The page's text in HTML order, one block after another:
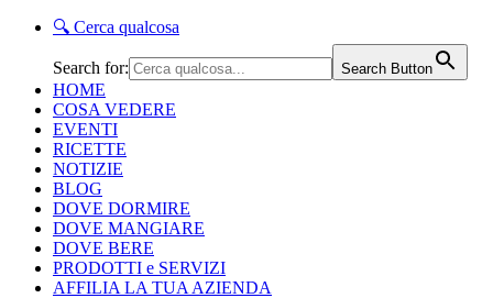
🔍 Cerca qualcosa
Search for: Search Button
HOME
COSA VEDERE
EVENTI
RICETTE
NOTIZIE
BLOG
DOVE DORMIRE
DOVE MANGIARE
DOVE BERE
PRODOTTI e SERVIZI
AFFILIA LA TUA AZIENDA